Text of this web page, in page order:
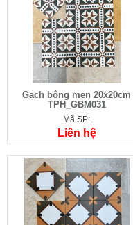
Gạch bông men 20x20cm
TPH_GBM031
Mã SP:
Liên hệ